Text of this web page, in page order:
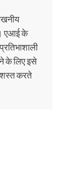
एआई के
के लिए इसे
करते